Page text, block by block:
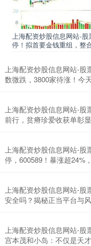
上海配资炒股信息网站-
停！拟首要金钱重组，整
上海配资炒股信息网站-
数微跌，3800家待涨！今
上海配资炒股信息网站-
前行，贫瘠珍爱收获单彰
上海配资炒股信息网站-
停，600589！暴涨超24%
上海配资炒股信息网站-
安全吗？揭秘正当平台与
上海配资炒股信息网站-
宫本茂和小岛：不仅是天